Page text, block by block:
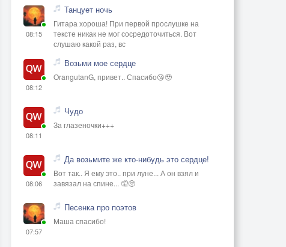
08:15
Танцует ночь
Гитара хороша! При первой прослушке на
тексте никак не мог сосредоточиться. Вот
слушаю какой раз, вс
08:12
Возьми мое сердце
OrangutanG, привет.. Спасибо😘🥹
08:11
Чудо
За глазеночки+++
08:06
Да возьмите же кто-нибудь это сердце!
Вот так.. Я ему это.. при луне... А он взял и
завязал на спине... 🤦🥺
07:57
Песенка про поэтов
Маша спасибо!